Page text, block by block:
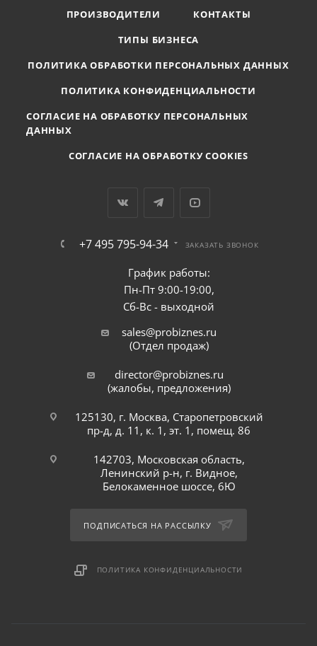
ПРОИЗВОДИТЕЛИ
КОНТАКТЫ
ТИПЫ БИЗНЕСА
ПОЛИТИКА ОБРАБОТКИ ПЕРСОНАЛЬНЫХ ДАННЫХ
ПОЛИТИКА КОНФИДЕНЦИАЛЬНОСТИ
СОГЛАСИЕ НА ОБРАБОТКУ ПЕРСОНАЛЬНЫХ
ДАННЫХ
СОГЛАСИЕ НА ОБРАБОТКУ COOKIES
+7 495 795-94-34 ЗАКАЗАТЬ ЗВОНОК
График работы:
Пн-Пт 9:00-19:00,
Сб-Вс - выходной
sales@probiznes.ru
(Отдел продаж)
director@probiznes.ru
(жалобы, предложения)
125130, г. Москва, Старопетровский
пр-д, д. 11, к. 1, эт. 1, помещ. 86
142703, Московская область,
Ленинский р-н, г. Видное,
Белокаменное шоссе, 6Ю
ПОДПИСАТЬСЯ НА РАССЫЛКУ
ПОЛИТИКА КОНФИДЕНЦИАЛЬНОСТИ